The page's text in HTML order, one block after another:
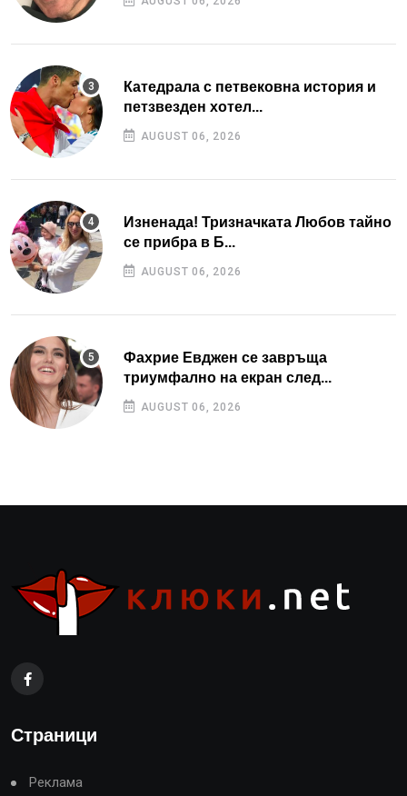
Катедрала с петвековна история и
петзвезден хотел...
AUGUST 06, 2026
Изненада! Тризначката Любов тайно
се прибра в Б...
AUGUST 06, 2026
Фахрие Евджен се завръща
триумфално на екран след...
AUGUST 06, 2026
Страници
Реклама